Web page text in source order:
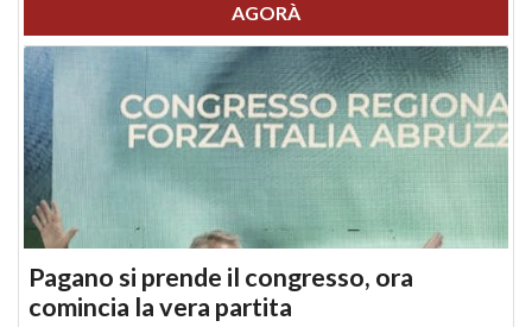
AGORÀ
Pagano si prende il congresso, ora
comincia la vera partita